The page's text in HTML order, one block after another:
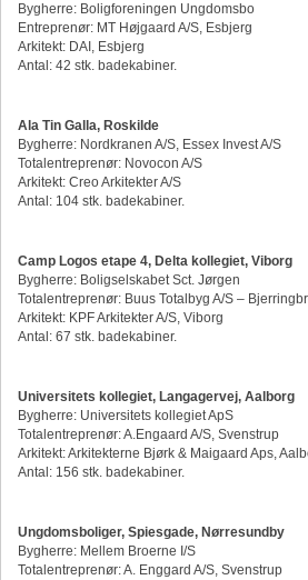
Bygherre: Boligforeningen Ungdomsbo
Entreprenør: MT Højgaard A/S, Esbjerg
Arkitekt: DAI, Esbjerg
Antal: 42 stk. badekabiner.
Ala Tin Galla, Roskilde
Bygherre: Nordkranen A/S, Essex Invest A/S
Totalentreprenør: Novocon A/S
Arkitekt: Creo Arkitekter A/S
Antal: 104 stk. badekabiner.
Camp Logos etape 4, Delta kollegiet, Viborg
Bygherre: Boligselskabet Sct. Jørgen
Totalentreprenør: Buus Totalbyg A/S –
Arkitekt: KPF Arkitekter A/S, Viborg
Antal: 67 stk. badekabiner.
Universitets kollegiet, Langagervej, Aalborg
Bygherre: Universitets kollegiet ApS
Totalentreprenør: A.Engaard A/S, Svenstrup
Arkitekt: Arkitekterne Bjørk & Maigaard Aps,
Antal: 156 stk. badekabiner.
Ungdomsboliger, Spiesgade, Nørresundby
Bygherre: Mellem Broerne I/S
Totalentreprenør: A. Enggard A/S, Svenstrup